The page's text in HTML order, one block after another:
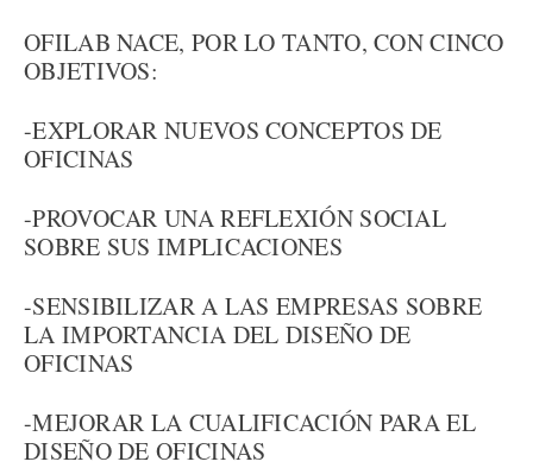
OFILAB NACE, POR LO TANTO, CON CINCO
OBJETIVOS:
-EXPLORAR NUEVOS CONCEPTOS DE
OFICINAS
-PROVOCAR UNA REFLEXIÓN SOCIAL
SOBRE SUS IMPLICACIONES
-SENSIBILIZAR A LAS EMPRESAS SOBRE
LA IMPORTANCIA DEL DISEÑO DE
OFICINAS
-MEJORAR LA CUALIFICACIÓN PARA EL
DISEÑO DE OFICINAS